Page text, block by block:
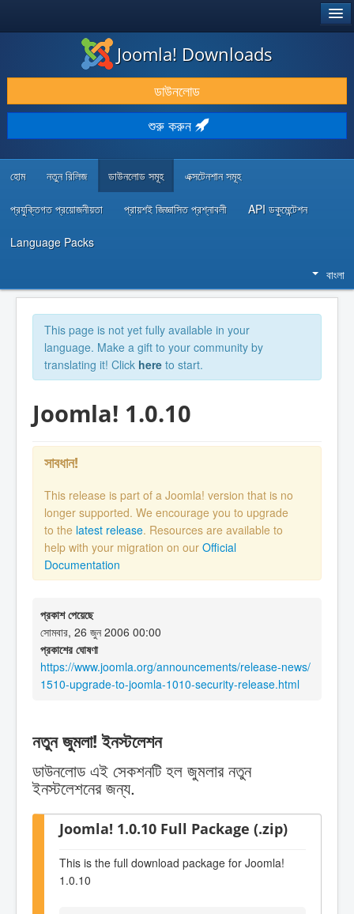
ডাউনলোড & প্রসারিত করুন
আবিষ্কার & শিখুন
কমিউনিটি & সহায়তা
Joomla! Downloads
ডাউনলোড
শুরু করুন
হোম নতুন রিলিজ ডাউনলোড সমূহ এক্সটেনশান সমূহ
প্রযুক্তিগত প্রয়োজনীয়তা প্রায়শই জিজ্ঞাসিত প্রশ্নাবলী API ডকুমেন্টেশন
Language Packs
বাংলা
This page is not yet fully available in your
language. Make a gift to your community by
translating it! Click here to start.
Joomla! 1.0.10
সাবধান!
This release is part of a Joomla! version that is no
longer supported. We encourage you to upgrade
to the latest release. Resources are available to
help with your migration on our Official
Documentation
প্রকাশ পেয়েছে
সোমবার, 26 জুন 2006 00:00
প্রকাশের ঘোষণা
https://www.joomla.org/announcements/release-news/
1510-upgrade-to-joomla-1010-security-release.html
নতুন জুমলা! ইনস্টলেশন
ডাউনলোড এই সেকশনটি হল জুমলার নতুন
ইনস্টলেশনের জন্য.
Joomla! 1.0.10 Full Package (.zip)
This is the full download package for Joomla!
1.0.10